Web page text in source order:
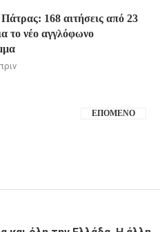
Πάτρας: 168 αιτήσεις από 23
το νέο αγγλόφωνο
ΕΠΌΜΕΝΟ